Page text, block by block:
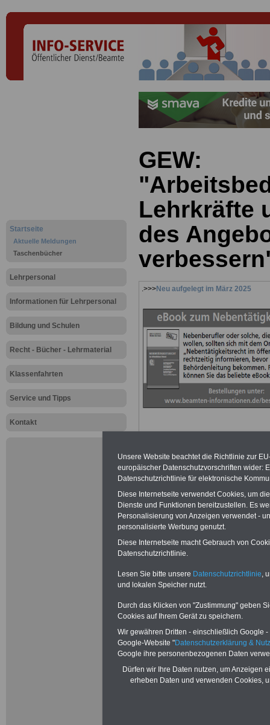
Startseite
Aktuelle Meldungen
Taschenbücher
Lehrpersonal
Informationen für Lehrpersonal
Bildung und Schulen
Recht - Bücher - Lehrmaterial
Klassenfahrten
Service und Tipps
Kontakt
GEW:
Lehrkräfte
des
.>>>Neu aufgelegt im März 2025
Zur Übersicht
Lehrerinnen
GEW:
Lehrkräfte und
Angebots
der
Die
Wissenschaft
Unsere Website beachtet die Richtlinie zur
europäischer Datenschutzvorschriften wider:
Datenschutzrichtlinie für elektronische
Diese Internetseite verwendet Cookies, um
Dienste und Funktionen bereitzustellen. Es
Personalisierung von Anzeigen verwendet -
personalisierte Werbung genutzt.
Diese Internetseite macht Gebrauch von
Datenschutzrichtlinie.
Lesen Sie bitte unsere Datenschutzrichtlinie ,
und lokalen Speicher nutzt.
Durch das Klicken von "Zustimmung" geben
Cookies auf Ihrem Gerät zu speichern.
Wir gewähren Dritten - einschließlich Google
Google-Website "Datenschutzerklärung &
Google ihre personenbezogenen Daten
Dürfen wir Ihre Daten nutzen, um Anzeigen
erheben Daten und verwenden Cookies,